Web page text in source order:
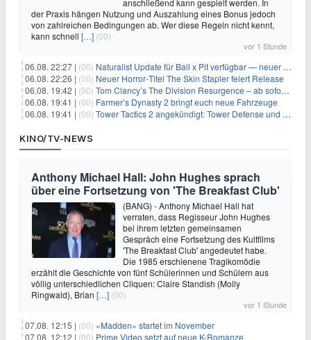
anschließend kann gespielt werden. In
der Praxis hängen Nutzung und Auszahlung eines Bonus jedoch
von zahlreichen Bedingungen ab. Wer diese Regeln nicht kennt,
kann schnell […] (00)
vor 1 Stunde
06.08. 22:27 | (00) Naturalist Update für Ball x Pit verfügbar — neuer Content auf allen Plattformen
06.08. 22:26 | (00) Neuer Horror‑Titel The Skin Stapler feiert Release
06.08. 19:42 | (00) Tom Clancy’s The Division Resurgence – ab sofort für euch verfügbar
06.08. 19:41 | (00) Farmer’s Dynasty 2 bringt euch neue Fahrzeuge
06.08. 19:41 | (00) Tower Tactics 2 angekündigt: Tower Defense und Deckbuilding Kombo kehrt zurück
KINO/TV-NEWS
Anthony Michael Hall: John Hughes sprach
über eine Fortsetzung von 'The Breakfast Club'
(BANG) - Anthony Michael Hall hat
verraten, dass Regisseur John Hughes
bei ihrem letzten gemeinsamen
Gespräch eine Fortsetzung des Kultfilms
'The Breakfast Club' angedeutet habe.
Die 1985 erschienene Tragikomödie
erzählt die Geschichte von fünf Schülerinnen und Schülern aus
völlig unterschiedlichen Cliquen: Claire Standish (Molly
Ringwald), Brian […] (00)
vor 1 Stunde
07.08. 12:15 | (00) «Madden» startet im November
07.08. 12:12 | (00) Prime Video setzt auf neue K-Romanze